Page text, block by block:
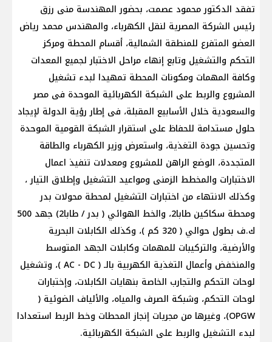
تفقد الدكتور محمود عصمت، بحضور المهندسة منى رزق
رئيس الشركة المصرية لنقل الكهرباء، والمهندس محمد رياض
العضو المتفرع للمنطقة الشمالية، أقسام المحطة ومركز
التحكم والتشغيل وتابع إنهاء مراحل الاختبار لجميع المعدات
وكافة المهمات ومكونات المحطة تمهيدا لبدء تشغيل
المشروع والربط على الشبكة الكهربائية الموحدة فى مصر
والسعودية خلال الأسابيع المقبلة، فى إطار رؤية الدولة لإيجاد
حلول مستدامة للحفاظ على استقرار الشبكة القومية الموحدة
وتحسين جودة التغذية، واستعرض وزير الكهرباء والطاقة
المتجددة، الوضع الراهن للمشروع ومعدلات تنفيذ اعمال
الاختبارات والمخطط الزمنى ومواعيد التشغيل وإطلاق التيار ،
وكذلك الانتهاء من اختبارات التشغيل لمحطة محولات بدر
ومحطة سكاكين طابا2، والخط الهوائي ( بدر / طابا2) جهد 500
ك.ف بطول حوالي ( 320 كم )، وكذلك الكابلات البحرية
والأرضية، والتركيبات للمهمات وكابلات الجهد المتوسط
والمنخفض وأعمال التغذية الكهربية بالـ ( AC - DC )، وتشغيل
لوحات التحكم والتجارب الخاصة بنهايات الكابلات، وإختبارات
لوحات التحكم، وشبكة الصرف والمياه، والألياف الضوئية (
OPGW)، وغيرها من مجريات إنجاز المحطات وخط الربط استعدادا
لبدء التشغيل والربط على الشبكة الكهربائية.